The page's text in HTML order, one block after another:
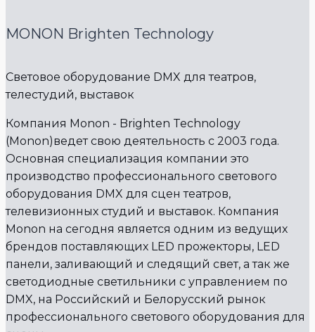
MONON Brighten Technology
Световое оборудование DMX для театров,
телестудий, выставок
Компания Monon - Brighten Technology
(Monon)ведет свою деятельность с 2003 года.
Основная специализация компании это
производство профессионального светового
оборудования DMX для сцен театров,
телевизионных студий и выставок. Компания
Monon на сегодня является одним из ведущих
брендов поставляющих LED прожекторы, LED
панели, заливающий и следящий свет, а так же
светодиодные светильники с управлением по
DMX, на Российский и Белорусский рынок
профессионального светового оборудования для